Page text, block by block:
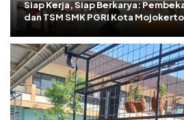
Siap Kerja, Siap Berkarya:
dan TSM SMK PGRI Kota Mojokerto